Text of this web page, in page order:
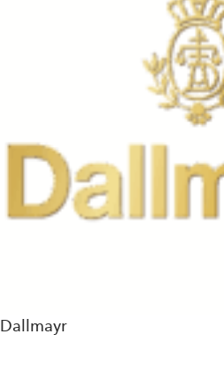
Dallmayr